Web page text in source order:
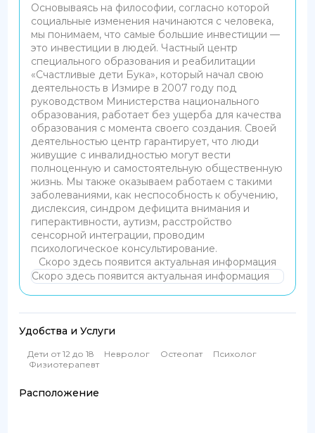
Основываясь на философии, согласно которой
социальные изменения начинаются с человека,
мы понимаем, что самые большие инвестиции —
это инвестиции в людей. Частный центр
специального образования и реабилитации
«Счастливые дети Бука», который начал свою
деятельность в Измире в 2007 году под
руководством Министерства национального
образования, работает без ущерба для качества
образования с момента своего создания. Своей
деятельностью центр гарантирует, что люди
живущие с инвалидностью могут вести
полноценную и самостоятельную общественную
жизнь. Мы также оказываем работаем с такими
заболеваниями, как неспособность к обучению,
дислексия, синдром дефицита внимания и
гиперактивности, аутизм, расстройство
сенсорной интеграции, проводим
психологическое консультирование.
Скоро здесь появится актуальная информация
Скоро здесь появится актуальная информация
Удобства и Услуги
Дети от 12 до 18 Невролог Остеопат
Психолог
Физиотерапевт
Расположение